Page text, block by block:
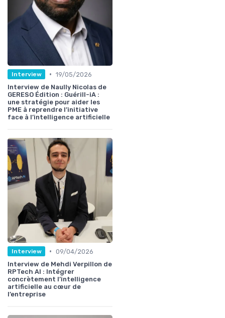
Interview • 19/05/2026
Interview de Naully Nicolas de
GERESO Édition : Guérill-iA :
une stratégie pour aider les
PME à reprendre l’initiative
face à l’intelligence artificielle
Interview • 09/04/2026
Interview de Mehdi Verpillon de
RPTech AI : Intégrer
concrètement l’intelligence
artificielle au cœur de
l’entreprise